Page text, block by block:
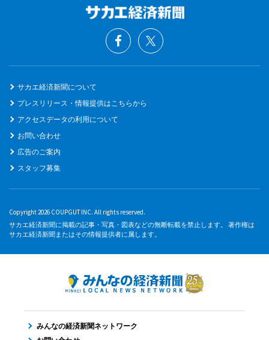
サカエ経済新聞について
プレスリリース・情報提供はこちらから
アクセスデータの利用について
お問い合わせ
広告のご案内
スタッフ募集
Copyright 2026 COUPGUT INC. All rights reserved.
サカエ経済新聞に掲載の記事・写真・図表などの無断転載を禁止します。 著作権は
サカエ経済新聞またはその情報提供者に属します。
みんなの経済新聞ネットワーク